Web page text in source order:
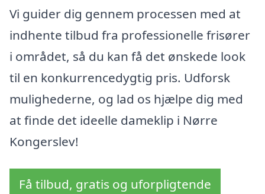
Vi guider dig gennem processen med at
indhente tilbud fra professionelle frisører
i området, så du kan få det ønskede look
til en konkurrencedygtig pris. Udforsk
mulighederne, og lad os hjælpe dig med
at finde det ideelle dameklip i Nørre
Kongerslev!
Få tilbud, gratis og uforpligtende